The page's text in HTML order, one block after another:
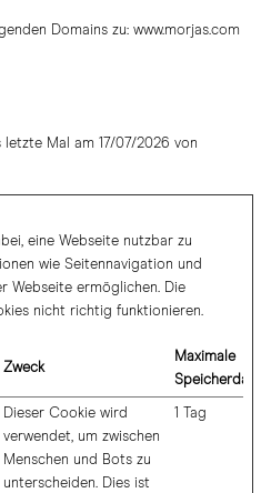
Domains zu: www.morjas.com
Mal am 17/07/2026 von
eine Webseite nutzbar zu
wie Seitennavigation und
Webseite ermöglichen. Die
nicht richtig funktionieren.
Zweck
Maximale
Speicherdauer
Dieser Cookie wird
verwendet, um zwischen
Menschen und Bots zu
unterscheiden. Dies ist
1 Tag